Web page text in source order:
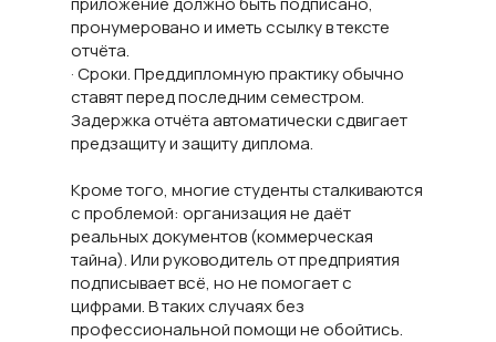
пронумеровано и иметь ссылку в тексте
отчёта.
· Сроки. Преддипломную практику обычно
ставят перед последним семестром.
Задержка отчёта автоматически сдвигает
предзащиту и защиту диплома.
Кроме того, многие студенты сталкиваются
с проблемой: организация не даёт
реальных документов (коммерческая
тайна). Или руководитель от предприятия
подписывает всё, но не помогает с
цифрами. В таких случаях без
профессиональной помощи не обойтись.